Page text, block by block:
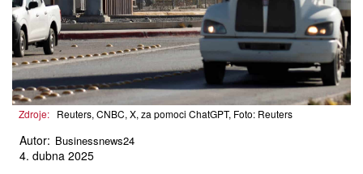
Zdroje: Reuters, CNBC, X, za pomoci ChatGPT, Foto: Reuters
Autor: Businessnews24
4. dubna 2025